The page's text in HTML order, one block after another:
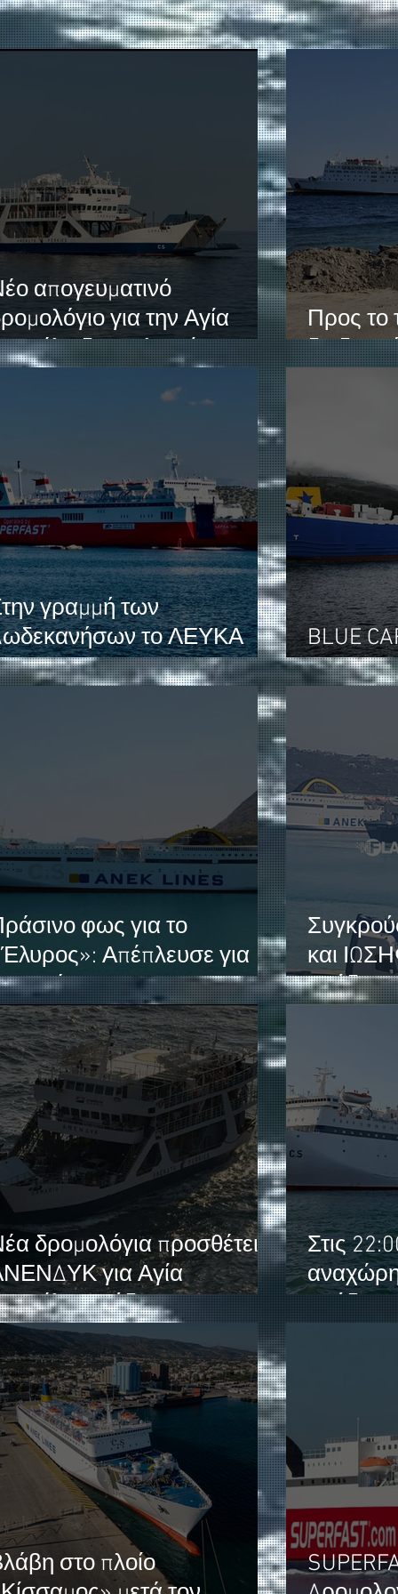
απογευματινό
για την Αγία
δρομολογεί η
Προς το
γραμμή των
το ΛΕΥΚΑ
BLUE
στη
φως για το
Απέπλευσε για
και
Σούδας.
δρομολόγια προσθέτει η
για Αγία
Γαύδο και
Στις
Σούδα
στο πλοίο